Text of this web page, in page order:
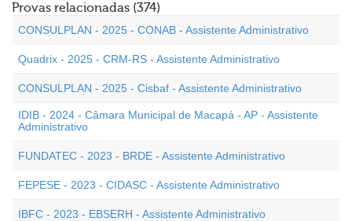
Provas relacionadas (374)
CONSULPLAN - 2025 - CONAB - Assistente Administrativo
Quadrix - 2025 - CRM-RS - Assistente Administrativo
CONSULPLAN - 2025 - Cisbaf - Assistente Administrativo
IDIB - 2024 - Câmara Municipal de Macapá - AP - Assistente
Administrativo
FUNDATEC - 2023 - BRDE - Assistente Administrativo
FEPESE - 2023 - CIDASC - Assistente Administrativo
IBFC - 2023 - EBSERH - Assistente Administrativo